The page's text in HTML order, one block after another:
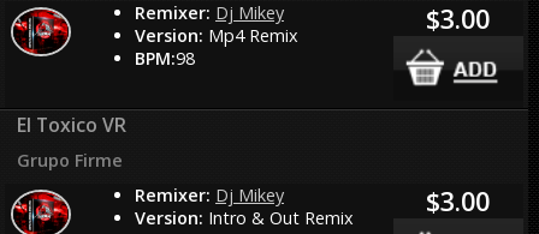
Remixer: Dj Mikey
Version: Mp4 Remix
BPM:98
$3.00
El Toxico VR
Grupo Firme
Remixer: Dj Mikey
Version: Intro & Out Remix
$3.00